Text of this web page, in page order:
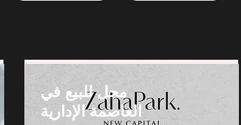
محل للبيع في
العاصمة الإدارية